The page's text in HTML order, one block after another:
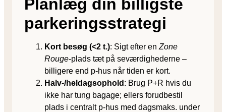
Planlæg din billigste
parkeringsstrategi
Kort besøg (<2 t.): Sigt efter en Zone
Rouge-plads tæt på seværdighederne –
billigere end p-hus når tiden er kort.
Halv-/heldagsophold : Brug P+R hvis du
ikke har tung bagage; ellers forudbestil
plads i centralt p-hus med dagsmaks. under